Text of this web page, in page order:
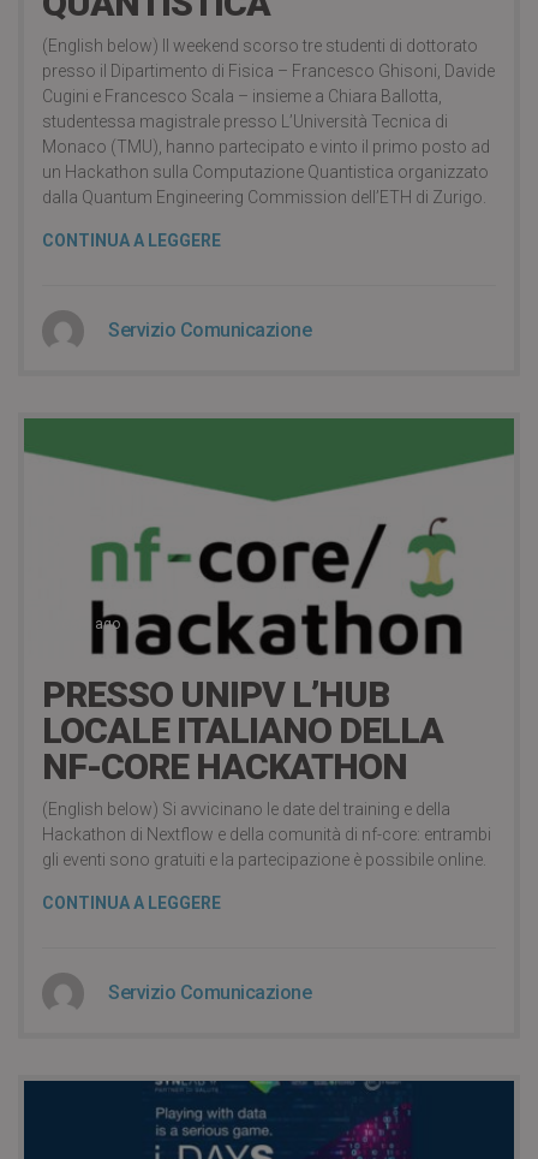
(English below) Il weekend scorso tre studenti di dottorato
presso il Dipartimento di Fisica – Francesco Ghisoni, Davide
Cugini e Francesco Scala – insieme a Chiara Ballotta,
studentessa magistrale presso L’Università Tecnica di
Monaco (TMU), hanno partecipato e vinto il primo posto ad
un Hackathon sulla Computazione Quantistica organizzato
dalla Quantum Engineering Commission dell’ETH di Zurigo.
CONTINUA A LEGGERE
Servizio Comunicazione
3 years ago
PRESSO UNIPV L’HUB
LOCALE ITALIANO DELLA
NF-CORE HACKATHON
(English below) Si avvicinano le date del training e della
Hackathon di Nextflow e della comunità di nf-core: entrambi
gli eventi sono gratuiti e la partecipazione è possibile online.
CONTINUA A LEGGERE
Servizio Comunicazione